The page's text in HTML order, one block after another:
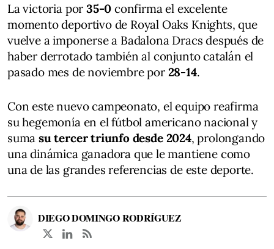
La victoria por 35-0 confirma el excelente
momento deportivo de Royal Oaks Knights, que
vuelve a imponerse a Badalona Dracs después de
haber derrotado también al conjunto catalán el
pasado mes de noviembre por 28-14.
Con este nuevo campeonato, el equipo reafirma
su hegemonía en el fútbol americano nacional y
sumasu tercer triunfo desde 2024, prolongando
una dinámica ganadora que le mantiene como
una de las grandes referencias de este deporte.
DIEGO DOMINGO RODRÍGUEZ